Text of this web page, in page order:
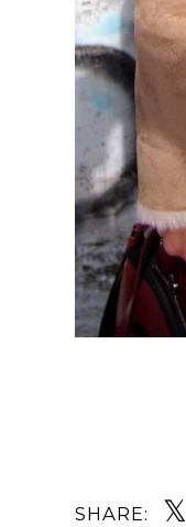
SHARE: